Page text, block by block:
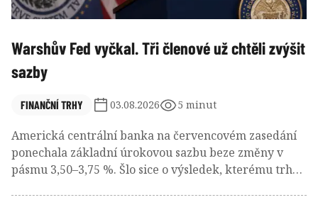
Warshův Fed vyčkal. Tři členové už chtěli zvýšit
sazby
FINANČNÍ TRHY 03.08.2026 5 minut
Americká centrální banka na červencovém zasedání
ponechala základní úrokovou sazbu beze změny v
pásmu 3,50–3,75 %. Šlo sice o výsledek, kterému trh